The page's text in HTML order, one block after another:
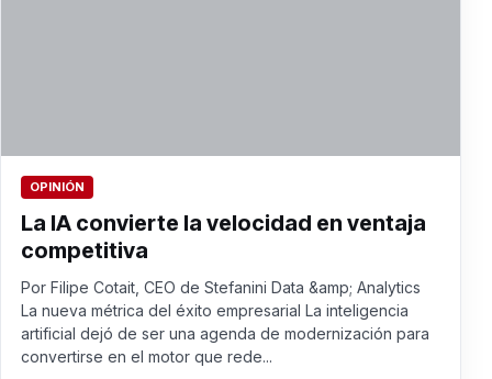
OPINIÓN
La IA convierte la velocidad en ventaja
competitiva
Por Filipe Cotait, CEO de Stefanini Data &amp; Analytics
La nueva métrica del éxito empresarial La inteligencia
artificial dejó de ser una agenda de modernización para
convertirse en el motor que rede...